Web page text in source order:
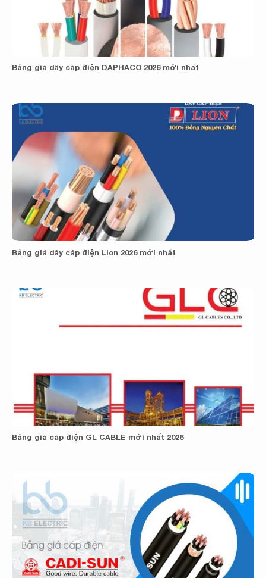
Bảng giá dây cáp điện DAPHACO 2026 mới nhất
Bảng giá dây cáp điện Lion 2026 mới nhất
Bảng giá cáp điện GL CABLE mới nhất 2026